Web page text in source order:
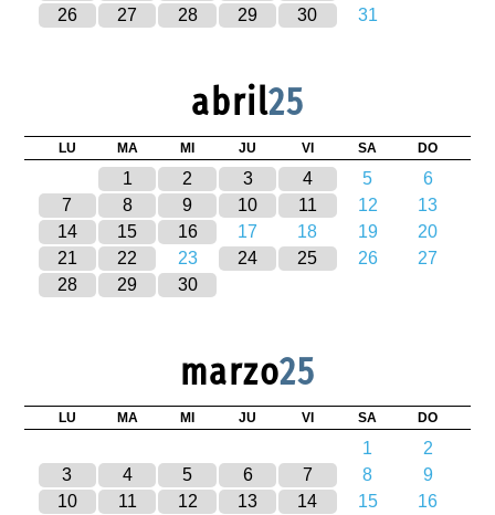
26
27 28 29 30 31
abril25
LU MA MI JU VI SA DO
1 2 3 4 5
6
7
8 9 10 11 12
13
14
15 16 17 18 19
20
21
22 23 24 25 26
27
28
29 30
marzo25
LU MA MI JU VI SA DO
1
2
3
4 5 6 7 8
9
10
11 12 13 14 15
16